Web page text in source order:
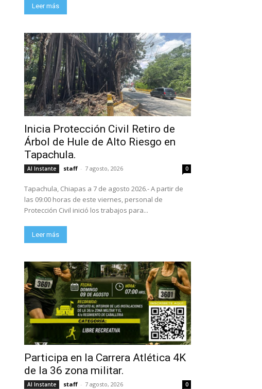
Leer más
Inicia Protección Civil Retiro de
Árbol de Hule de Alto Riesgo en
Tapachula.
Al Instante staff - 7 agosto, 2026 0
Tapachula, Chiapas a 7 de agosto 2026.- A partir de
las 09:00 horas de este viernes, personal de
Protección Civil inició los trabajos para...
Leer más
Participa en la Carrera Atlética 4K
de la 36 zona militar.
Al Instante staff - 7 agosto, 2026 0